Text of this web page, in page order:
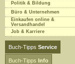
Politik & Bildung
Büro & Unternehmen
Einkaufen online &
Versandhandel
Job & Karriere
Buch-Tipps Service
Buch-Tipps Info